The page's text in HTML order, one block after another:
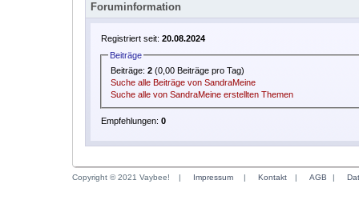
Foruminformation
Registriert seit: 20.08.2024
Beiträge
Beiträge:2 (0,00 Beiträge pro Tag)
Suche alle Beiträge von SandraMeine
Suche alle von SandraMeine erstellten Themen
Empfehlungen: 0
Copyright © 2021 Vaybee! | Impressum | Kontakt | AGB |